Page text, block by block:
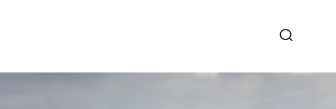
Göster/